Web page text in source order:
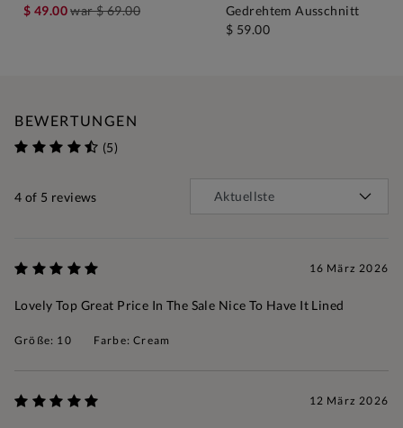
$ 49.00war$ 69.00
Gedrehtem Ausschnitt
$ 59.00
BEWERTUNGEN
(5)
4 of 5 reviews
16 März 2026
Lovely Top Great Price In The Sale Nice To Have It Lined
Größe: 10 Farbe: Cream
12 März 2026